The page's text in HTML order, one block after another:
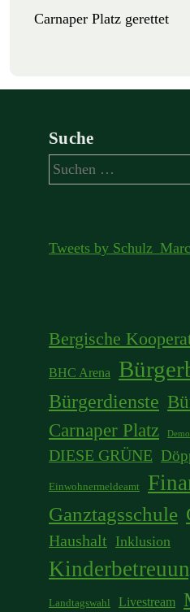
Carnaper Platz gerettet
Suche
Suchen
nach:
Tweets by Schulz_Marc
Bergische
BHC Arena
Bürgerdienste
Carnaper Platz
DIESE GRÜNE
Einwohnermeldeamt
Ganztagsschule
Haushalt Inklusion
Landtagswahl Livestream